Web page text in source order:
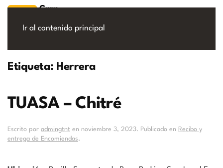
Ir al contenido principal
Etiqueta: Herrera
TUASA – Chitré
Escrito por admingtnt en noviembre 3, 2023. Publicado en Recibo y
entrega de Encomiendas.